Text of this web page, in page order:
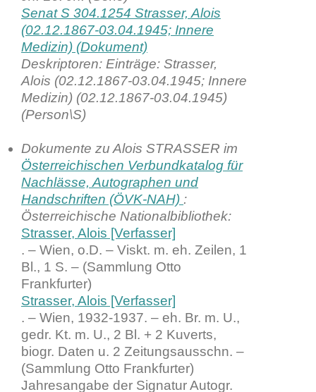
Senat S 304.1254 Strasser, Alois
(02.12.1867-03.04.1945; Innere
Medizin) (Dokument)
Deskriptoren: Einträge: Strasser,
Alois (02.12.1867-03.04.1945; Innere
Medizin) (02.12.1867-03.04.1945)
(Person\S)
Dokumente zu Alois STRASSER im
Österreichischen Verbundkatalog für
Nachlässe, Autographen und
Handschriften (ÖVK-NAH) :
Österreichische Nationalbibliothek:
Strasser, Alois [Verfasser]
. – Wien, o.D. – Viskt. m. eh. Zeilen, 1
Bl., 1 S. – (Sammlung Otto
Frankfurter)
Strasser, Alois [Verfasser]
. – Wien, 1932-1937. – eh. Br. m. U.,
gedr. Kt. m. U., 2 Bl. + 2 Kuverts,
biogr. Daten u. 2 Zeitungsausschn. –
(Sammlung Otto Frankfurter)
Jahresangabe der Signatur Autogr.